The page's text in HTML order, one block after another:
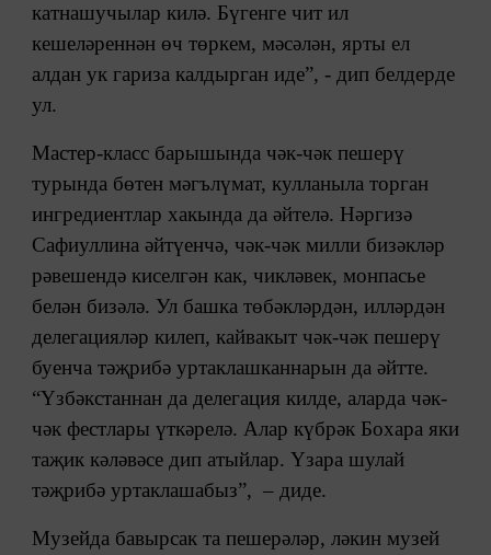
катнашучылар килә. Бүгенге чит ил
кешеләреннән өч төркем, мәсәлән, ярты ел
алдан ук гариза калдырган иде”, - дип белдерде
ул.
Мастер-класс барышында чәк-чәк пешерү
турында бөтен мәгълүмат, кулланыла торган
ингредиентлар хакында да әйтелә. Нәргизә
Сафиуллина әйтүенчә, чәк-чәк милли бизәкләр
рәвешендә киселгән как, чикләвек, монпасье
белән бизәлә. Ул башка төбәкләрдән, илләрдән
делегацияләр килеп, кайвакыт чәк-чәк пешерү
буенча тәҗрибә уртаклашканнарын да әйтте.
“Үзбәкстаннан да делегация килде, аларда чәк-
чәк фестлары үткәрелә. Алар күбрәк Бохара яки
таҗик кәләвәсе дип атыйлар. Үзара шулай
тәҗрибә уртаклашабыз”, – диде.
Музейда бавырсак та пешерәләр, ләкин музей